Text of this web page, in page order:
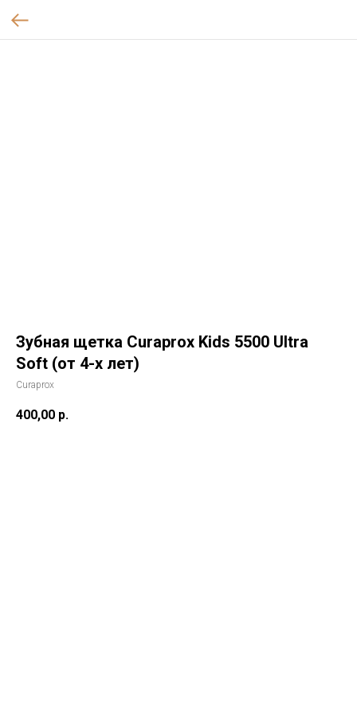
Зубная щетка Curaprox Kids 5500 Ultra
Soft (от 4-х лет)
Curaprox
400,00 р.